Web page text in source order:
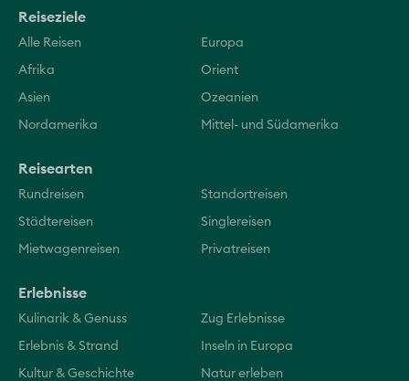
Reiseziele
Alle Reisen Europa
Afrika Orient
Asien Ozeanien
Nordamerika Mittel- und Südamerika
Reisearten
Rundreisen Standortreisen
Städtereisen Singlereisen
Mietwagenreisen Privatreisen
Erlebnisse
Kulinarik & Genuss Zug Erlebnisse
Erlebnis & Strand Inseln in Europa
Kultur & Geschichte Natur erleben